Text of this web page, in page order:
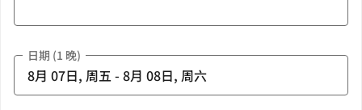
日期 (1 晚)